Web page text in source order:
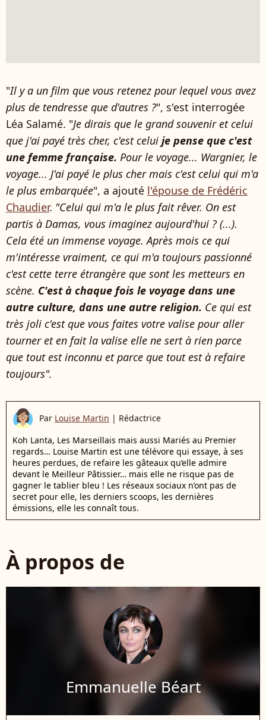
"Il y a un film que vous retenez pour lequel vous avez
plus de tendresse que d'autres ?", s'est interrogée
Léa Salamé. "Je dirais que le grand souvenir et celui
que j'ai payé très cher, c'est celui je pense que c'est
une femme française. Pour le voyage... Wargnier, le
voyage... J'ai payé le plus cher mais c'est celui qui m'a
le plus embarquée", a ajouté l'épouse de Frédéric
Chaudier. "Celui qui m'a le plus fait rêver. On est
partis à Damas, vous imaginez aujourd'hui ? (...).
Cela été un immense voyage. Après mois ce qui
m'intéresse vraiment, ce qui m'a toujours passionné
c'est cette terre étrangère que sont les metteurs en
scène. C'est à chaque fois le voyage dans une
autre culture, dans une autre religion. Ce qui est
très joli c'est que vous faites votre valise pour aller
tourner et en fait la valise elle ne sert à rien parce
que tout est inconnu et parce que tout est à refaire
toujours".
Par Louise Martin | Rédactrice
Koh Lanta, Les Marseillais mais aussi Mariés au Premier
regards… Louise Martin est une télévore qui essaye, à ses
heures perdues, de refaire les gâteaux qu’elle admire
devant le Meilleur Pâtissier… mais elle ne risque pas de
gagner le tablier bleu ! Les réseaux sociaux n’ont pas de
secret pour elle, les derniers scoops, les dernières
émissions, elle les connaît tous.
À propos de
Emmanuelle Béart